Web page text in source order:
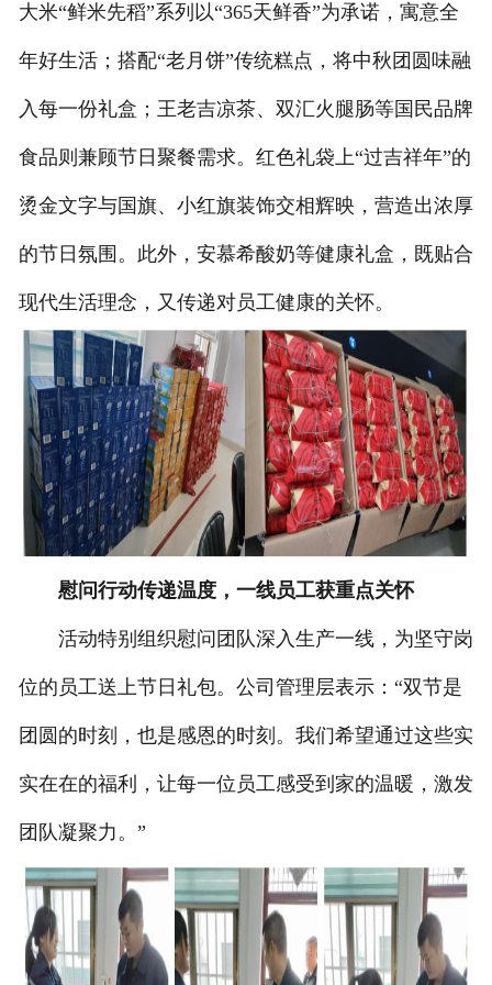
大米“鲜米先稻”系列以“365天鲜香”为承诺，寓意全
年好生活；搭配“老月饼”传统糕点，将中秋团圆味融
入每一份礼盒；王老吉凉茶、双汇火腿肠等国民品牌
食品则兼顾节日聚餐需求。红色礼袋上“过吉祥年”的
烫金文字与国旗、小红旗装饰交相辉映，营造出浓厚
的节日氛围。此外，安慕希酸奶等健康礼盒，既贴合
现代生活理念，又传递对员工健康的关怀。
慰问行动传递温度，一线员工获重点关怀
活动特别组织慰问团队深入生产一线，为坚守岗
位的员工送上节日礼包。公司管理层表示：“双节是
团圆的时刻，也是感恩的时刻。我们希望通过这些实
实在在的福利，让每一位员工感受到家的温暖，激发
团队凝聚力。”